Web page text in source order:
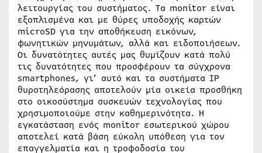
λειτουργίας του συστήματος. Τα monitor είναι
εξοπλισμένα και με θύρες υποδοχής καρτών
microSD για την αποθήκευση εικόνων,
φωνητικών μηνυμάτων, αλλά και ειδοποιήσεων.
Οι δυνατότητες αυτές μας θυμίζουν κατά πολύ
τις δυνατότητες που προσφέρουν τα σύγχρονα
smartphones, γι’ αυτό και τα συστήματα IP
θυροτηλεόρασης αποτελούν μία οικεία προσθήκη
στο οικοσύστημα συσκευών τεχνολογίας που
χρησιμοποιούμε στην καθημερινότητα. Η
εγκατάσταση ενός monitor εσωτερικού χώρου
αποτελεί κατά βάση εύκολη υπόθεση για τον
επαγγελματία και η τροφοδοσία του